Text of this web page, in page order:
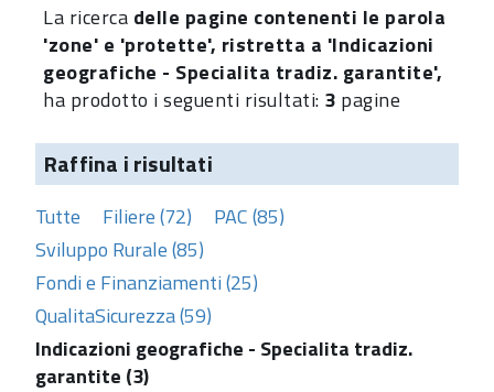
La ricerca delle pagine contenenti le parola
'zone' e 'protette', ristretta a 'Indicazioni
geografiche - Specialita tradiz. garantite',
ha prodotto i seguenti risultati: 3 pagine
Raffina i risultati
Tutte Filiere (72)
PAC (85)
Sviluppo Rurale (85)
Fondi e Finanziamenti (25)
QualitaSicurezza (59)
Indicazioni geografiche - Specialita tradiz.
garantite (3)